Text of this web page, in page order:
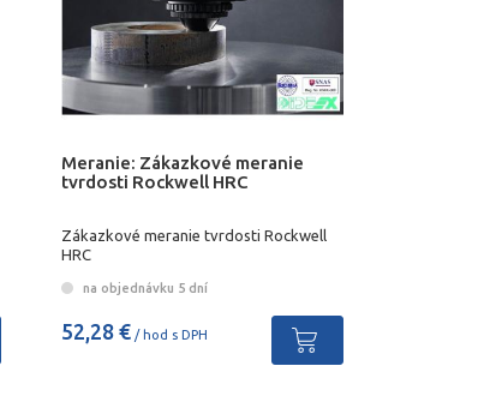
Meranie: Zákazkové meranie
tvrdosti Rockwell HRC
Zákazkové meranie tvrdosti Rockwell
HRC
na objednávku 5 dní
52,28 €/ hod s DPH